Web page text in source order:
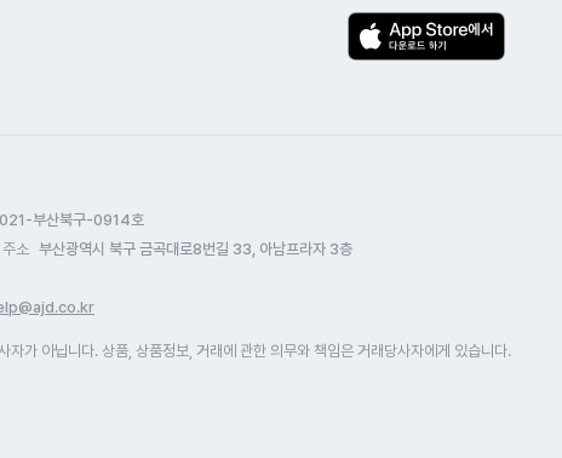
부산북구-0914호
주소 부산광역시 북구 금곡대로8번길 33, 아남프라자 3층
가 아닙니다. 상품, 상품정보, 거래에 관한 의무와 책임은 거래당사자에게 있습니다.